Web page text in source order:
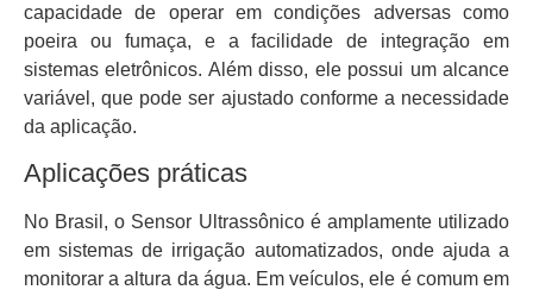
capacidade de operar em condições adversas como
poeira ou fumaça, e a facilidade de integração em
sistemas eletrônicos. Além disso, ele possui um alcance
variável, que pode ser ajustado conforme a necessidade
da aplicação.
Aplicações práticas
No Brasil, o Sensor Ultrassônico é amplamente utilizado
em sistemas de irrigação automatizados, onde ajuda a
monitorar a altura da água. Em veículos, ele é comum em